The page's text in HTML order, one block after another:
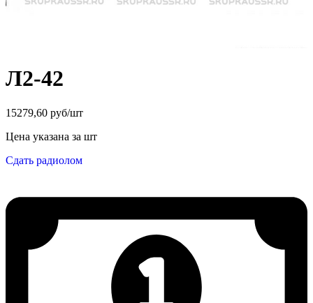
Л2-42
15279,60 руб/шт
Цена указана за шт
Сдать радиолом